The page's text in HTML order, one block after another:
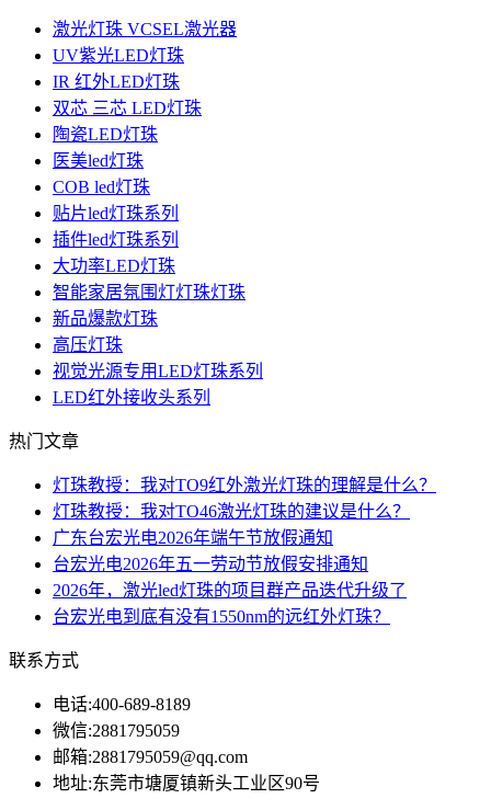
激光灯珠 VCSEL激光器
UV紫光LED灯珠
IR 红外LED灯珠
双芯 三芯 LED灯珠
陶瓷LED灯珠
医美led灯珠
COB led灯珠
贴片led灯珠系列
插件led灯珠系列
大功率LED灯珠
智能家居氛围灯灯珠灯珠
新品爆款灯珠
高压灯珠
视觉光源专用LED灯珠系列
LED红外接收头系列
热门文章
灯珠教授：我对TO9红外激光灯珠的理解是什么？
灯珠教授：我对TO46激光灯珠的建议是什么？
广东台宏光电2026年端午节放假通知
台宏光电2026年五一劳动节放假安排通知
2026年，激光led灯珠的项目群产品迭代升级了
台宏光电到底有没有1550nm的远红外灯珠？
联系方式
电话:400-689-8189
微信:2881795059
邮箱:2881795059@qq.com
地址:东莞市塘厦镇新头工业区90号